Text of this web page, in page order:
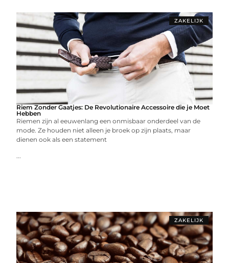
ZAKELIJK
Riem Zonder Gaatjes: De Revolutionaire Accessoire die je Moet
Hebben
Riemen zijn al eeuwenlang een onmisbaar onderdeel van de
mode. Ze houden niet alleen je broek op zijn plaats, maar
dienen ook als een statement
...
ZAKELIJK